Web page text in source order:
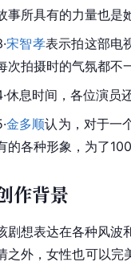
事所具有的力量也是
宋智孝表示拍这部电
次拍摄时的气氛都不
休息时间，各位演员
金多顺认为，对于一
的各种形象，为了
作背景
剧想表达在各种风波
之外，女性也可以完